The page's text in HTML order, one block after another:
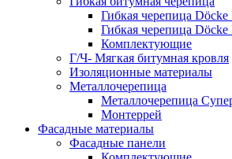
Гибкая черепица
Гибкая черепица
Комплектующие
Г/Ч- Мягкая битумная кровля
Изоляционные материалы
Металлочерепица
Металлочерепица
Монтеррей
Фасадные материалы
Фасадные панели